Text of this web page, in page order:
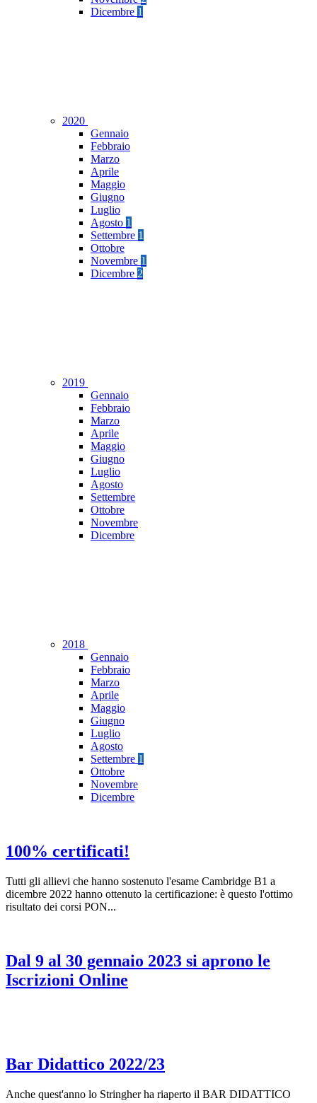
Dicembre 1
2020
Gennaio
Febbraio
Marzo
Aprile
Maggio
Giugno
Luglio
Agosto 1
Settembre 1
Ottobre
Novembre 1
Dicembre 2
2019
Gennaio
Febbraio
Marzo
Aprile
Maggio
Giugno
Luglio
Agosto
Settembre
Ottobre
Novembre
Dicembre
2018
Gennaio
Febbraio
Marzo
Aprile
Maggio
Giugno
Luglio
Agosto
Settembre 1
Ottobre
Novembre
Dicembre
100% certificati!
Tutti gli allievi che hanno sostenuto l'esame Cambridge B1 a
dicembre 2022 hanno ottenuto la certificazione: è questo l'ottimo
risultato dei corsi PON...
Dal 9 al 30 gennaio 2023 si aprono le
Iscrizioni Online
Bar Didattico 2022/23
Anche quest'anno lo Stringher ha riaperto il BAR DIDATTICO